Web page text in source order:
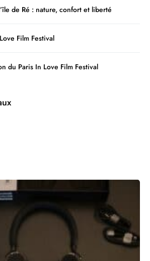
de Ré : nature, confort et liberté
Film Festival
du Paris In Love Film Festival